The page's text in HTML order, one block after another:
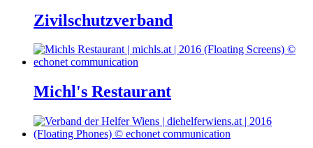
Zivilschutzverband
Michl's Restaurant